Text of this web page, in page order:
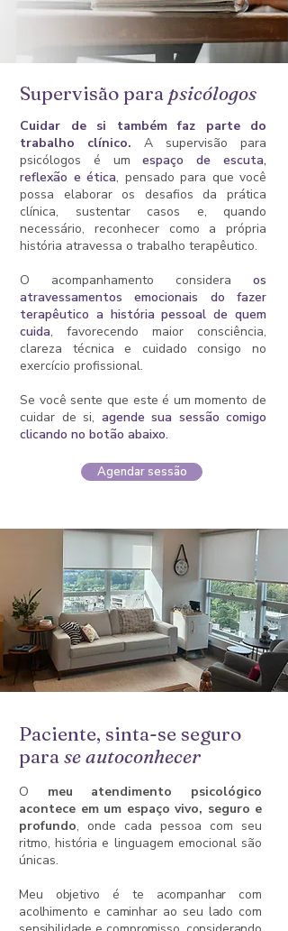
Supervisão para psicólogos
Cuidar de si também faz parte do
trabalho clínico. A supervisão para
psicólogos é umespaço de escuta,
reflexão e ética, pensado para que você
possa elaborar os desafios da prática
clínica, sustentar casos e, quando
necessário, reconhecer como a própria
história atravessa o trabalho terapêutico.
O acompanhamento considera os
atravessamentos emocionais do fazer
terapêutico a história pessoal de quem
cuida, favorecendo maior consciência,
clareza técnica e cuidado consigo no
exercício profissional.
Se você sente que este é um momento de
cuidar de si, agende sua sessão comigo
clicando no botão abaixo.​
Agendar sessão
Paciente, sinta-se seguro
paraseautoconhecer
O meu atendimento psicológico
acontece em um espaço vivo, seguro e
profundo, onde cada pessoa com seu
ritmo, história e linguagem emocional são
únicas.
Meu objetivo é te acompanhar com
acolhimento e caminhar ao seu lado com